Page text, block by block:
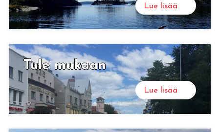
Lue lisää
Tule mu­kaan
Lue lisää